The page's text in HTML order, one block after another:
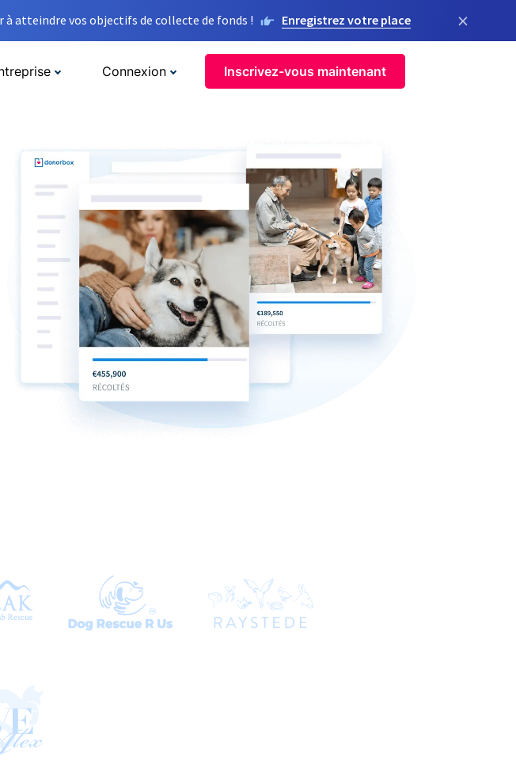
à atteindre vos objectifs de collecte de fonds ! Enregistrez votre place ×
Connexion Inscrivez-vous maintenant